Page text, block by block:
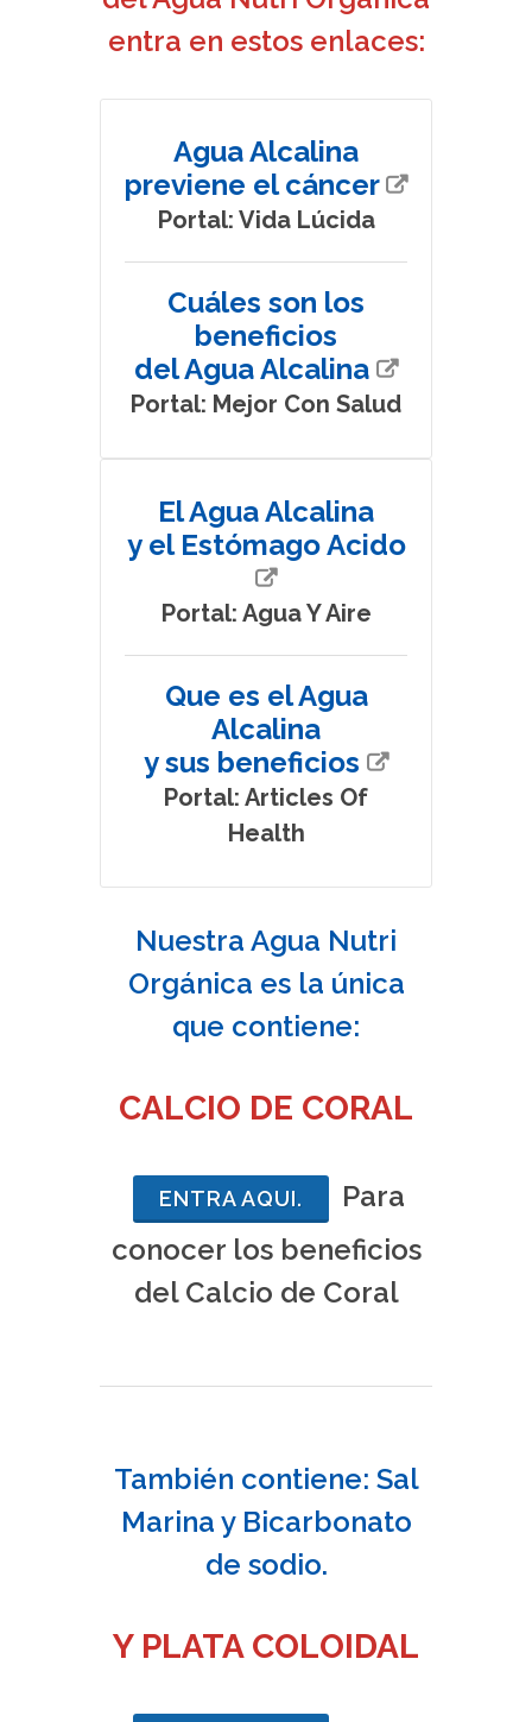
entra en estos enlaces:
Agua Alcalina
previene el cáncer
Portal: Vida Lúcida
Cuáles son los
beneficios
del Agua Alcalina
Portal: Mejor Con Salud
El Agua Alcalina
y el Estómago Acido
Portal: Agua Y Aire
Que es el Agua
Alcalina
y sus beneficios
Portal: Articles Of
Health
Nuestra Agua Nutri
Orgánica es la única
que contiene:
CALCIO DE CORAL
ENTRA AQUI.
Para
conocer los beneficios
del Calcio de Coral
También contiene: Sal
Marina y Bicarbonato
de sodio.
Y PLATA COLOIDAL
mxn
COMPRAR